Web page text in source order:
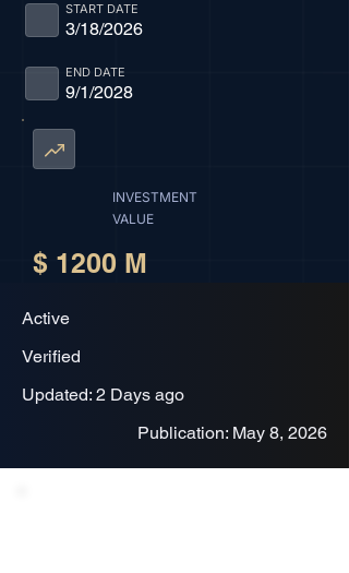
3/18/2026
START DATE
9/1/2028
END DATE
INVESTMENT
VALUE
$ 1200 M
Active
Verified
Updated: 2 Days ago
Publication: May 8, 2026